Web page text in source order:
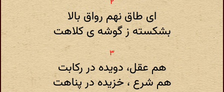
ای طاق نهم رواق بالا
بشکسته ز گوشه ی کلاهت
هم عقل، دویده در رکابت
هم شرع ، خزیده در پناهت